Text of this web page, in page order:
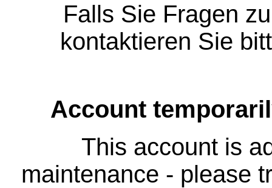
Falls Sie Fragen
kontaktieren Sie
Account
This account is
maintenance - please